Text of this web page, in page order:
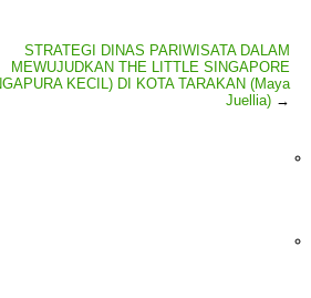
STRATEGI DINAS PARIWISATA DALAM
MEWUJUDKAN THE LITTLE SINGAPORE
KECIL) DI KOTA TARAKAN (Maya
Juellia) →